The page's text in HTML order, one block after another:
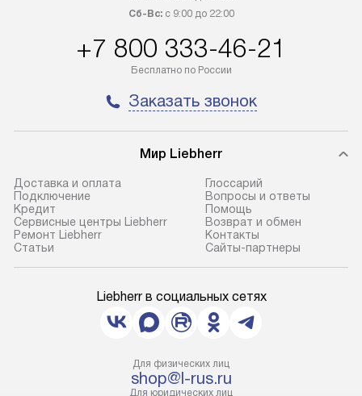
Сб-Вс:с 9:00 до 22:00
+7 800 333-46-21
Бесплатно по России
Заказать звонок
Мир Liebherr
Доставка и оплата
Подключение
Кредит
Сервисные центры Liebherr
Ремонт Liebherr
Cтатьи
Глоссарий
Вопросы и ответы
Помощь
Возврат и обмен
Контакты
Сайты-партнеры
Liebherr в социальных сетях
Для физических лиц
shop@l-rus.ru
Для юридических лиц